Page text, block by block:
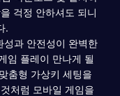
걱정 안하셔도 되니
.
성과 안전성이 완벽한
임 플레이 만나게 될
춤형 가상키 세팅을
처럼 모바일 게임을